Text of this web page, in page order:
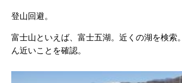
登山回避。
富士山といえば、富士五湖。近くの湖を検索
ん近いことを確認。